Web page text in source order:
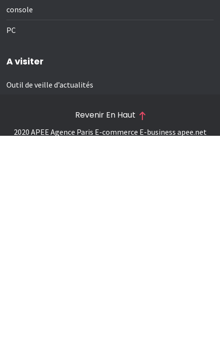
console
PC
A visiter
Outil de veille d’actualités
2020 APEE Agence Paris E-commerce E-business apee.net
Revenir En Haut